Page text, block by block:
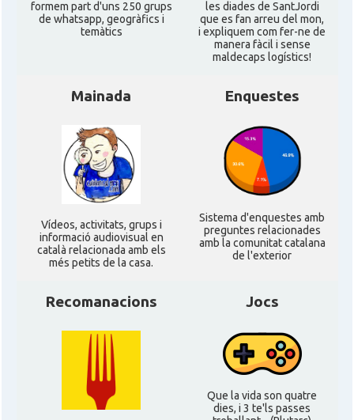
Consolat Consolat general a Bahía Blanca
Consolat Consolat general a Mendoza
Consolat
Ambaixada Ambaixada espanyola a Argentina
formem part d'uns 250 grups
de whatsapp, geogràfics i
temàtics
les diades de SantJordi
que es fan arreu del mon,
i expliquem com fer-ne de
manera fàcil i sense
maldecaps logí­stics!
Mainada
Ví­deos, activitats, grups i
informació audiovisual en
català relacionada amb els
més petits de la casa.
Enquestes
Sistema d'enquestes amb
preguntes relacionades
amb la comunitat catalana
de l'exterior
Recomanacions Jocs
Que la vida son quatre
dies, i 3 te'ls passes